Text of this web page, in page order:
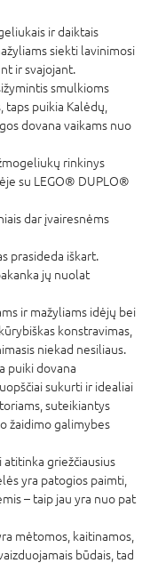
ir daiktais
siekti lavinimosi
ir svajojant.
smulkioms
puikia Kalėdų,
dovana vaikams nuo
rinkinys
su LEGO® DUPLO®
dar įvairesnėms
prasideda iškart.
jų nuolat
ir mažyliams idėjų bei
konstravimas,
niekad nesiliaus.
puiki dovana
sukurti ir idealiai
suteikiantys
žaidimo galimybes
griežčiausius
yra patogios paimti,
– taip jau yra nuo pat
mėtomos, kaitinamos,
būdais, tad